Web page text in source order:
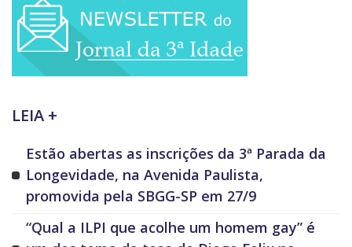
LEIA +
Estão abertas as inscrições da 3ª Parada da
Longevidade, na Avenida Paulista,
promovida pela SBGG-SP em 27/9
“Qual a ILPI que acolhe um homem gay” é